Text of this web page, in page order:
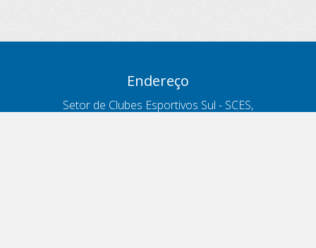
Endereço
Setor de Clubes Esportivos Sul - SCES,